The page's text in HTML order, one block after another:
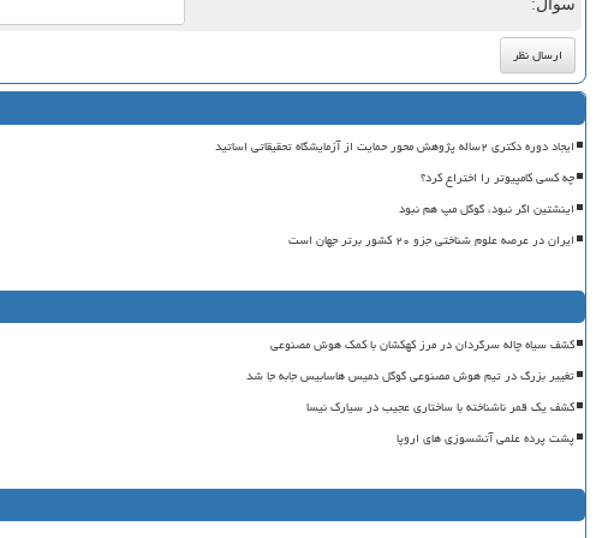
سوال:
ایجاد دوره دکتری ۲ساله پژوهش محور حمایت از آزمایشگاه تحقیقاتی اساتید
چه کسی کامپیوتر را اختراع کرد؟
اینشتین اگر نبود، گوگل مپ هم نبود
ایران در عرصه علوم شناختی جزو ۲۰ کشور برتر جهان است
کشف سیاه چاله سرگردان در مرز کهکشان با کمک هوش مصنوعی
تغییر بزرگ در تیم هوش مصنوعی گوگل دمیس هاسابیس جابه جا شد
کشف یک قمر ناشناخته با ساختاری عجیب در سیارک نیسا
پشت پرده علمی آتشسوزی های اروپا